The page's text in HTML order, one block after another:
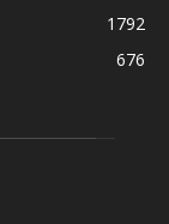
1792
676